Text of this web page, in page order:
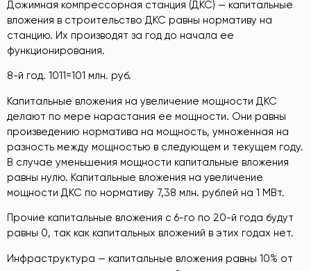
Дожимная компрессорная станция (ДКС) — капитальные
вложения в строительство ДКС равны нормативу на
станцию. Их производят за год до начала ее
функционирования.
8-й год. 1011=101 млн. руб.
Капитальные вложения на увеличение мощности ДКС
делают по мере нарастания ее мощности. Они равны
произведению норматива на мощность, умноженная на
разность между мощностью в следующем и текущем году.
В случае уменьшения мощности капитальные вложения
равны нулю. Капитальные вложения на увеличение
мощности ДКС по нормативу 7,38 млн. рублей на 1 МВт.
Прочие капитальные вложения с 6-го по 20-й года будут
равны 0, так как капитальных вложений в этих годах нет.
Инфраструктура — капитальные вложения равны 10% от